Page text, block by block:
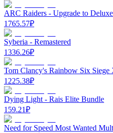
ARC Raiders - Upgrade to
1765.57₽
Syberia - Remastered
1336.26₽
Tom Clancy's Rainbow Six
1225.38₽
Dying Light - Rais Elite Bundle
159.21₽
Need for Speed Most Wanted